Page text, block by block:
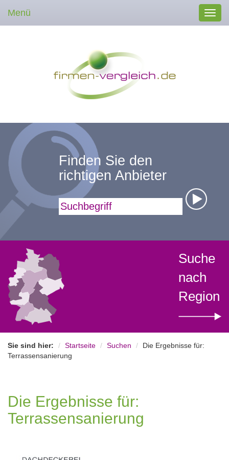
Menü
Finden Sie den
richtigen Anbieter
Suchbegriff
Suche
nach
Region
Sie sind hier: Startseite Suchen
Die Ergebnisse für:
Terrassensanierung
Die Ergebnisse für:
Terrassensanierung